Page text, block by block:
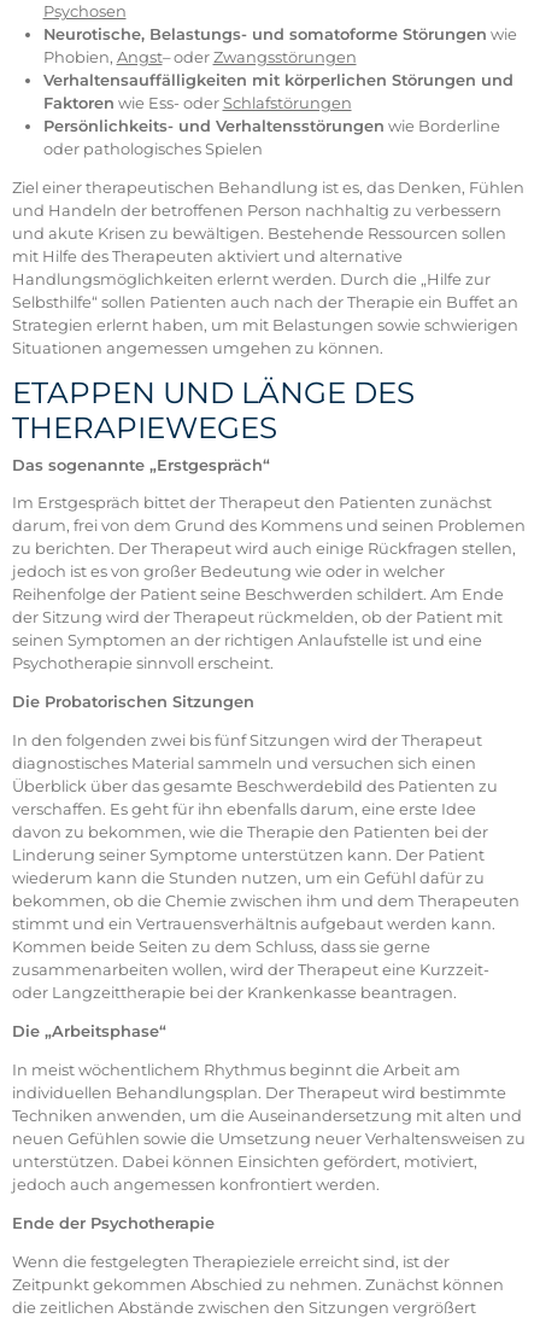
Psychosen
Neurotische, Belastungs- und somatoforme Störungen wie
Phobien, Angst– oderZwangsstörungen
Verhaltensauffälligkeiten mit körperlichen Störungen und
Faktoren wie Ess- oderSchlafstörungen
Persönlichkeits- und Verhaltensstörungen wie Borderline
oder pathologisches Spielen
Ziel einer therapeutischen Behandlung ist es, das Denken, Fühlen
und Handeln der betroffenen Person nachhaltig zu verbessern
und akute Krisen zu bewältigen. Bestehende Ressourcen sollen
mit Hilfe des Therapeuten aktiviert und alternative
Handlungsmöglichkeiten erlernt werden. Durch die „Hilfe zur
Selbsthilfe“ sollen Patienten auch nach der Therapie ein Buffet an
Strategien erlernt haben, um mit Belastungen sowie schwierigen
Situationen angemessen umgehen zu können.
ETAPPEN UND LÄNGE DES
THERAPIEWEGES
Das sogenannte „Erstgespräch“
Im Erstgespräch bittet der Therapeut den Patienten zunächst
darum, frei von dem Grund des Kommens und seinen Problemen
zu berichten. Der Therapeut wird auch einige Rückfragen stellen,
jedoch ist es von großer Bedeutung wie oder in welcher
Reihenfolge der Patient seine Beschwerden schildert. Am Ende
der Sitzung wird der Therapeut rückmelden, ob der Patient mit
seinen Symptomen an der richtigen Anlaufstelle ist und eine
Psychotherapie sinnvoll erscheint.
Die Probatorischen Sitzungen
In den folgenden zwei bis fünf Sitzungen wird der Therapeut
diagnostisches Material sammeln und versuchen sich einen
Überblick über das gesamte Beschwerdebild des Patienten zu
verschaffen. Es geht für ihn ebenfalls darum, eine erste Idee
davon zu bekommen, wie die Therapie den Patienten bei der
Linderung seiner Symptome unterstützen kann. Der Patient
wiederum kann die Stunden nutzen, um ein Gefühl dafür zu
bekommen, ob die Chemie zwischen ihm und dem Therapeuten
stimmt und ein Vertrauensverhältnis aufgebaut werden kann.
Kommen beide Seiten zu dem Schluss, dass sie gerne
zusammenarbeiten wollen, wird der Therapeut eine Kurzzeit-
oder Langzeittherapie bei der Krankenkasse beantragen.
Die „Arbeitsphase“
In meist wöchentlichem Rhythmus beginnt die Arbeit am
individuellen Behandlungsplan. Der Therapeut wird bestimmte
Techniken anwenden, um die Auseinandersetzung mit alten und
neuen Gefühlen sowie die Umsetzung neuer Verhaltensweisen zu
unterstützen. Dabei können Einsichten gefördert, motiviert,
jedoch auch angemessen konfrontiert werden.
Ende der Psychotherapie
Wenn die festgelegten Therapieziele erreicht sind, ist der
Zeitpunkt gekommen Abschied zu nehmen. Zunächst können
die zeitlichen Abstände zwischen den Sitzungen vergrößert